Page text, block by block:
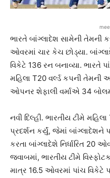
ભારતે બાંગ્લાદેશ સામેની તેમની
ઓવરમાં ચાર કેચ છોડ્યા.
વિકેટે 136 રન બનાવ્યા. ભારતે
મહિલા T20 વર્લ્ડ કપની તેમની
ઓપનર શેફાલી વર્માએ 34
નવી દિલ્હી. ભારતીય ટીમે
પ્રદર્શન કર્યું, જેમાં બાંગ્લાદેશને
કરતા બાંગ્લાદેશે નિર્ધારિત 20
જવાબમાં, ભારતીય ટીમે
માત્ર 16.5 ઓવરમાં પાંચ વિકેટે